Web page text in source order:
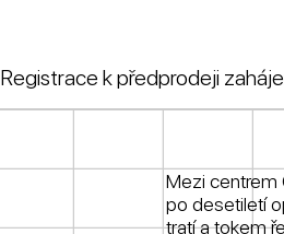
Registrace k předprodeji
Mezi centrem
po desetiletí
tratí a tokem